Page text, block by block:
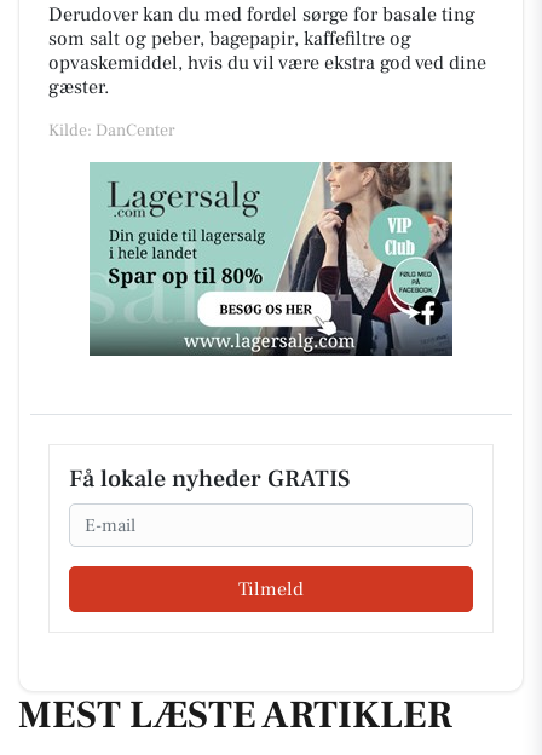
Derudover kan du med fordel sørge for basale ting
som salt og peber, bagepapir, kaffefiltre og
opvaskemiddel, hvis du vil være ekstra god ved dine
gæster.
Kilde: DanCenter
Få lokale nyheder GRATIS
Email
Tilmeld
MEST LÆSTE ARTIKLER